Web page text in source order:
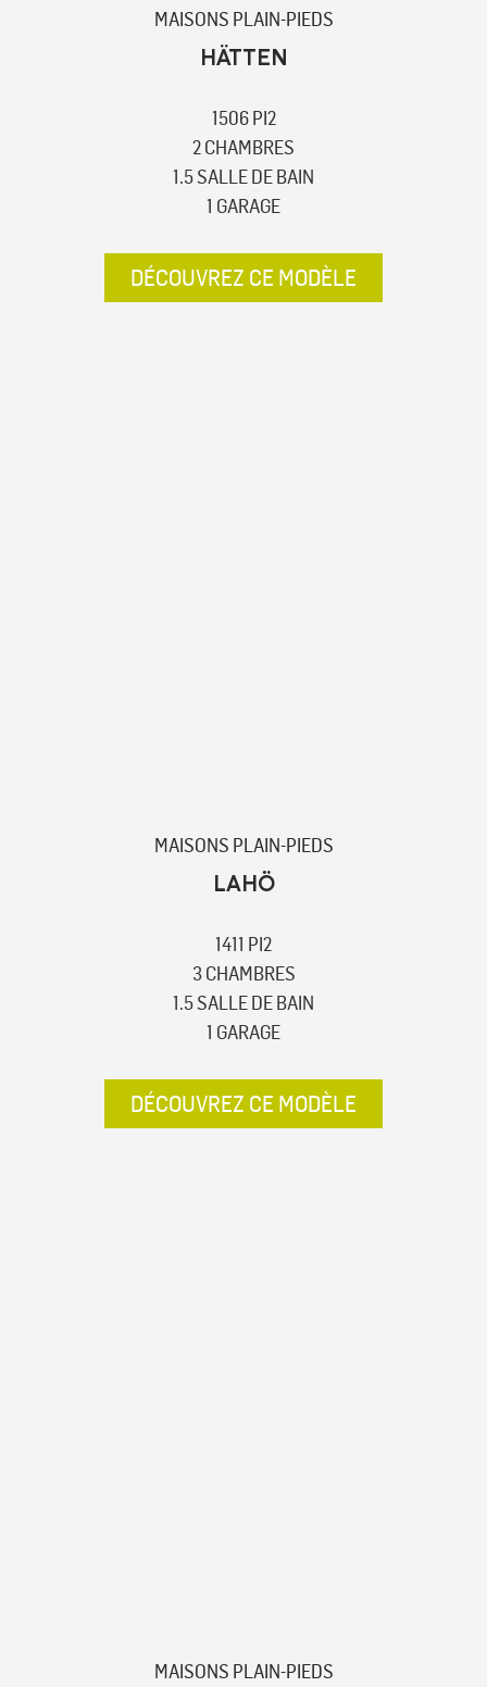
MAISONS PLAIN-PIEDS
HÄTTEN
1506 PI2
2 CHAMBRES
1.5 SALLE DE BAIN
1 GARAGE
DÉCOUVREZ CE MODÈLE
MAISONS PLAIN-PIEDS
LAHÖ
1411 PI2
3 CHAMBRES
1.5 SALLE DE BAIN
1 GARAGE
DÉCOUVREZ CE MODÈLE
MAISONS PLAIN-PIEDS